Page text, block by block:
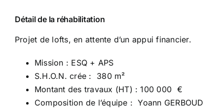
Détail de la réhabilitation
Projet de lofts, en attente d’un appui financier.
Mission : ESQ + APS
S.H.O.N. crée : 380 m²
Montant des travaux (HT) : 100 000 €
Composition de l’équipe : Yoann GERBOUD